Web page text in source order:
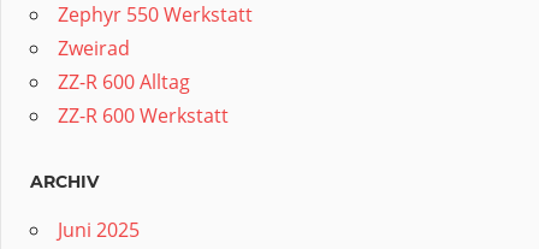
Zephyr 550 Werkstatt
Zweirad
ZZ-R 600 Alltag
ZZ-R 600 Werkstatt
ARCHIV
Juni 2025